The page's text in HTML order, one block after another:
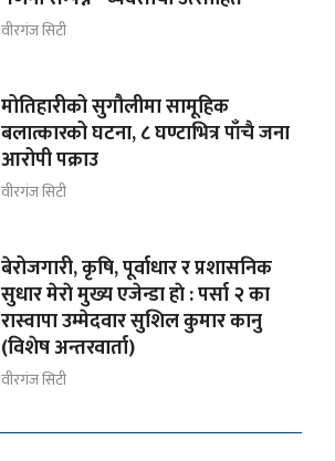
वीरगंज सिटी
मोतिहारीको सुगौलीमा सामूहिक
बलात्कारको घटना, ८ घण्टाभित्र पाँचै जना
आरोपी पक्राउ
वीरगंज सिटी
बेरोजगारी, कृषि, पूर्वाधार र प्रशासनिक
सुधार मेराे मुख्य एजेन्डा हाे : पर्सा २ का
रास्वापा उम्मेदवार सुशिल कुमार कानु
(विशेष अन्तरवार्ता)
वीरगंज सिटी